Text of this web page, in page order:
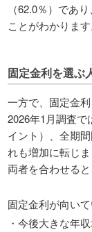
（62.0％）であ
ことがわかります
固定金利を選ぶ
一方で、固定金利
2026年1月調査で
イント）、全期
れも増加に転じま
両者を合わせる
固定金利が向い
・今後大きな年